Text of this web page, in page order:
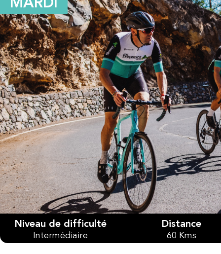
Niveau de difficulté
Intermédiaire
Distance
60 Kms